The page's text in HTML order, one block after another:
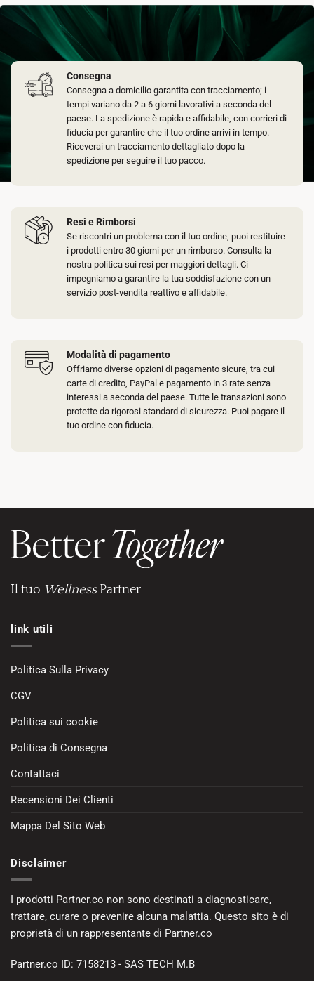
Consegna
Consegna a domicilio garantita con tracciamento; i
tempi variano da 2 a 6 giorni lavorativi a seconda del
paese. La spedizione è rapida e affidabile, con corrieri di
fiducia per garantire che il tuo ordine arrivi in tempo.
Riceverai un tracciamento dettagliato dopo la
spedizione per seguire il tuo pacco.
Resi e Rimborsi
Se riscontri un problema con il tuo ordine, puoi restituire
i prodotti entro 30 giorni per un rimborso. Consulta la
nostra politica sui resi per maggiori dettagli. Ci
impegniamo a garantire la tua soddisfazione con un
servizio post-vendita reattivo e affidabile.
Modalità di pagamento
Offriamo diverse opzioni di pagamento sicure, tra cui
carte di credito, PayPal e pagamento in 3 rate senza
interessi a seconda del paese. Tutte le transazioni sono
protette da rigorosi standard di sicurezza. Puoi pagare il
tuo ordine con fiducia.
Il tuo WellnessPartner
link utili
Politica Sulla Privacy
CGV
Politica sui cookie
Politica di Consegna
Contattaci
Recensioni Dei Clienti
Mappa Del Sito Web
Disclaimer
I prodotti Partner.co non sono destinati a diagnosticare,
trattare, curare o prevenire alcuna malattia. Questo sito è di
proprietà di un rappresentante di Partner.co
Partner.co ID: 7158213 - SAS TECH M.B